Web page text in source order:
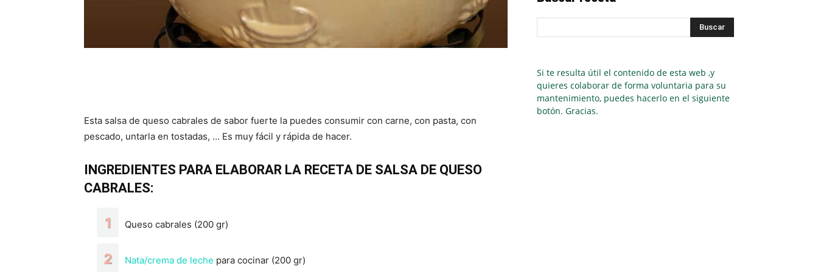
Esta salsa de queso cabrales de sabor fuerte la puedes consumir con carne, con pasta, con
pescado, untarla en tostadas, … Es muy fácil y rápida de hacer.
INGREDIENTES PARA ELABORAR LA RECETA DE SALSA DE QUESO
CABRALES:
Queso cabrales (200 gr)
Nata/crema de leche para cocinar (200 gr)
Si te resulta útil el contenido de esta web ,y
quieres colaborar de forma voluntaria para su
mantenimiento, puedes hacerlo en el siguiente
botón. Gracias.